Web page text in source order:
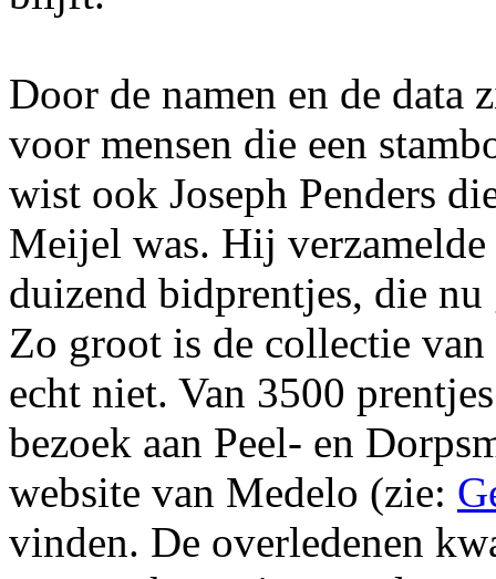
Door de namen en de data
voor mensen die een
wist ook Joseph Penders
Meijel was. Hij
duizend bidprentjes, die
Zo groot is de collectie
echt niet. Van 3500
bezoek aan Peel- en
website van Medelo (zie:
vinden. De overledenen